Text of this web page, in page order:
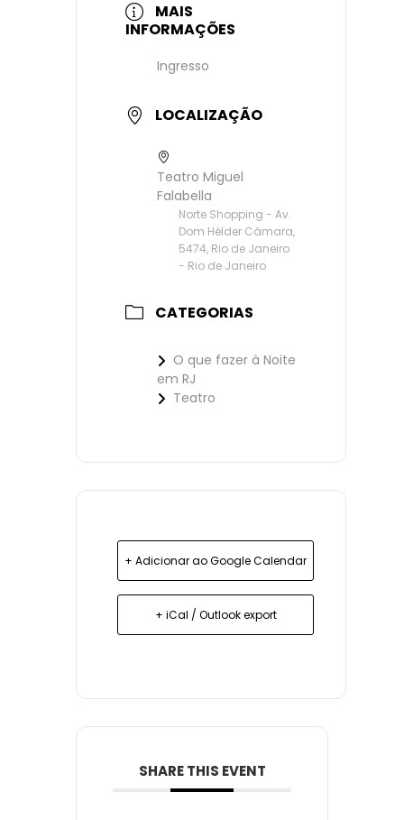
MAIS
INFORMAÇÕES
Ingresso
LOCALIZAÇÃO
Teatro Miguel
Falabella
Norte Shopping - Av.
Dom Hélder Câmara,
5474, Rio de Janeiro
- Rio de Janeiro
CATEGORIAS
O que fazer à Noite
em RJ
Teatro
+ Adicionar ao Google Calendar
+ iCal / Outlook export
SHARE THIS EVENT